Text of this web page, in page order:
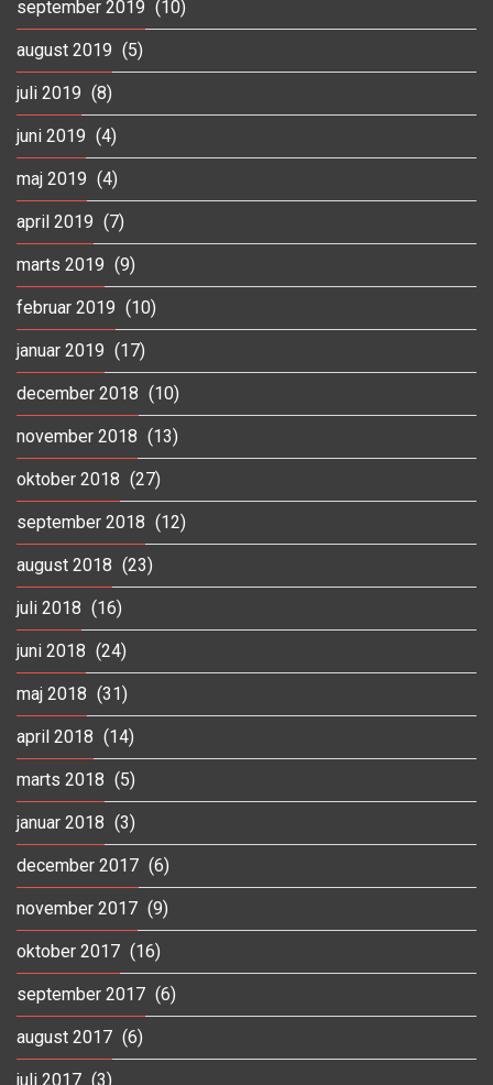
september 2019 (10)
august 2019 (5)
juli 2019 (8)
juni 2019 (4)
maj 2019 (4)
april 2019 (7)
marts 2019 (9)
februar 2019 (10)
januar 2019 (17)
december 2018 (10)
november 2018 (13)
oktober 2018 (27)
september 2018 (12)
august 2018 (23)
juli 2018 (16)
juni 2018 (24)
maj 2018 (31)
april 2018 (14)
marts 2018 (5)
januar 2018 (3)
december 2017 (6)
november 2017 (9)
oktober 2017 (16)
september 2017 (6)
august 2017 (6)
juli 2017 (3)